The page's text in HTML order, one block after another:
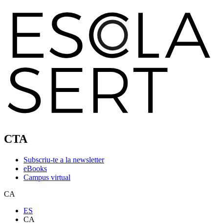
CTA
Subscriu-te a la newsletter
eBooks
Campus virtual
CA
ES
CA